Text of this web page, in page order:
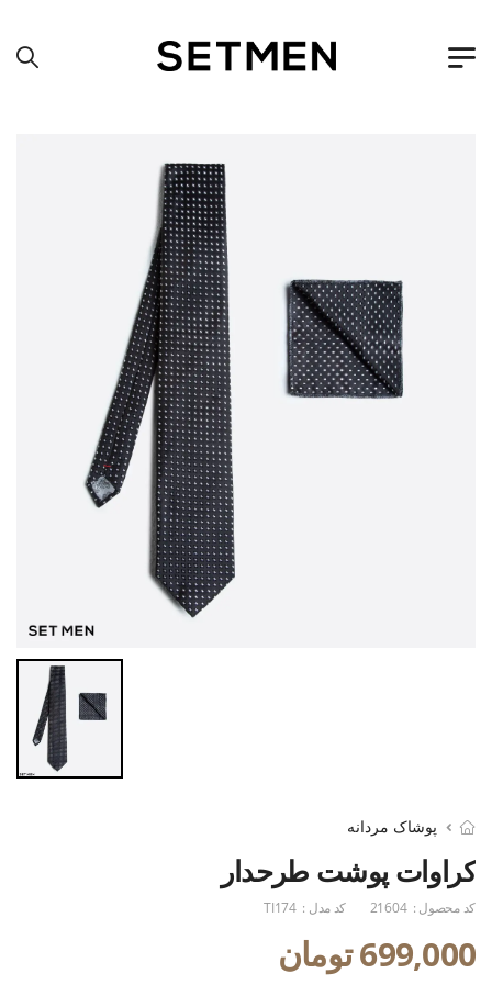
پوشاک مردانه
کراوات پوشت طرحدار
کد محصول : 21604 کد مدل : TI174
699,000 تومان